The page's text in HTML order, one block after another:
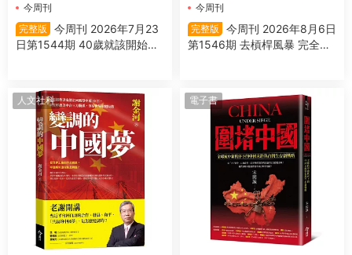
今周刊
完整版
今周刊 2026年7月23
日第1544期 40歲就該開始的
今周刊
完整版
今周刊 2026年8月6日
第1546期 去槓桿風暴 完全拆
人文社科 電子書